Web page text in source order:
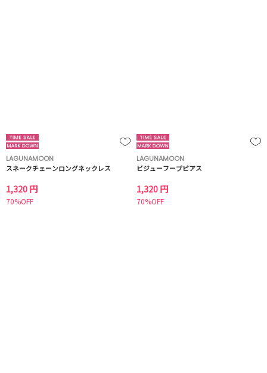
LAGUNAMOON
スネークチェーンロングネックレス
1,320 円
70%OFF
LAGUNAMOON
ビジューフープピアス
1,320 円
70%OFF